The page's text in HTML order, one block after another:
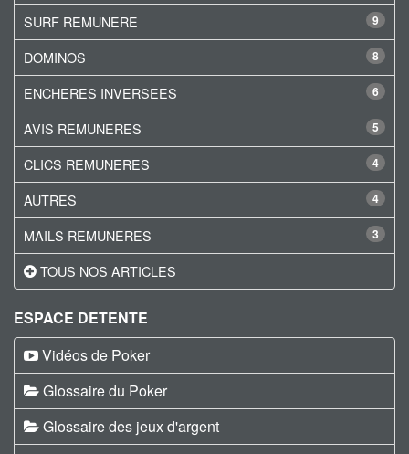
9
SURF REMUNERE
8
DOMINOS
6
ENCHERES INVERSEES
5
AVIS REMUNERES
4
CLICS REMUNERES
4
AUTRES
3
MAILS REMUNERES
TOUS NOS ARTICLES
ESPACE DETENTE
Vidéos de Poker
Glossaire du Poker
Glossaire des jeux d'argent